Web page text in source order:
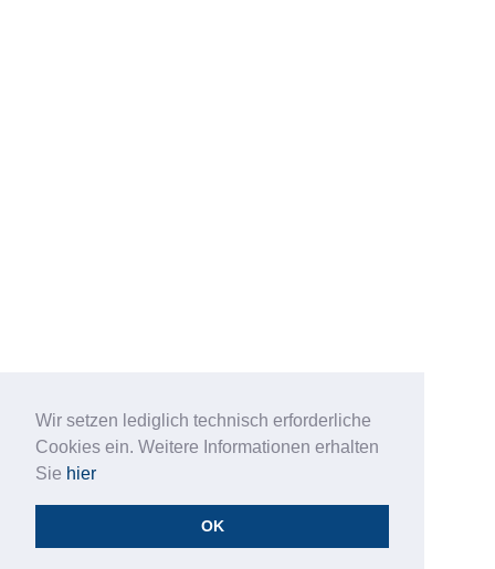
Wir setzen lediglich technisch erforderliche
Cookies ein. Weitere Informationen erhalten
Sie hier
OK